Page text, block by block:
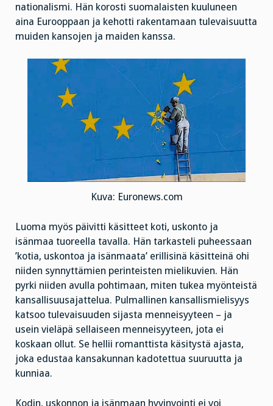
nationalismi. Hän korosti suomalaisten kuuluneen
aina Eurooppaan ja kehotti rakentamaan tulevaisuutta
muiden kansojen ja maiden kanssa.
Kuva: Euronews.com
Luoma myös päivitti käsitteet koti, uskonto ja
isänmaa tuoreella tavalla. Hän tarkasteli puheessaan
’kotia, uskontoa ja isänmaata’ erillisinä käsitteinä ohi
niiden synnyttämien perinteisten mielikuvien. Hän
pyrki niiden avulla pohtimaan, miten tukea myönteistä
kansallisuusajattelua. Pulmallinen kansallismielisyys
katsoo tulevaisuuden sijasta menneisyyteen – ja
usein vieläpä sellaiseen menneisyyteen, jota ei
koskaan ollut. Se hellii romanttista käsitystä ajasta,
joka edustaa kansakunnan kadotettua suuruutta ja
kunniaa.
Kodin, uskonnon ja isänmaan hyvinvointi ei voi